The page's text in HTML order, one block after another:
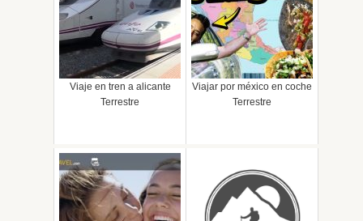
Viaje en tren a alicante
Terrestre
Viajar por méxico en coche
Terrestre